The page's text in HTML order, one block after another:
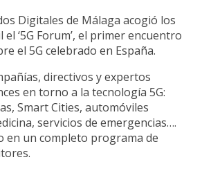
Digitales de Málaga acogió los
el ‘5G Forum’, el primer encuentro
el 5G celebrado en España.
directivos y expertos
en torno a la tecnología 5G:
Smart Cities, automóviles
servicios de emergencias….
en un completo programa de